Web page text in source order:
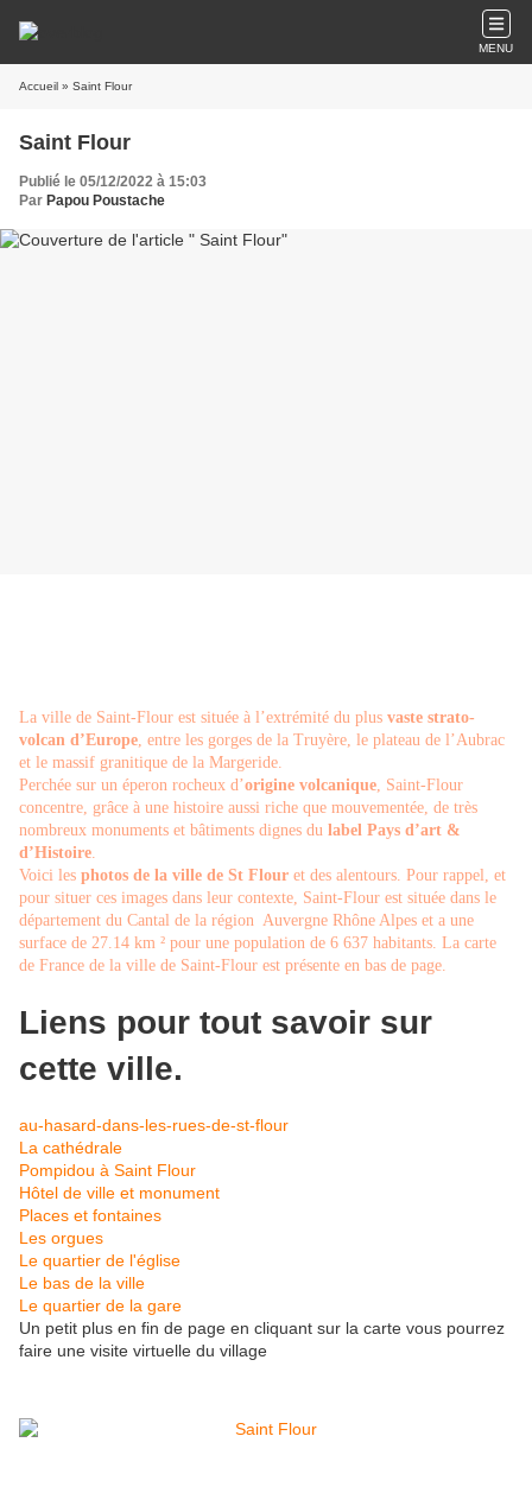
MENU
Accueil » Saint Flour
Saint Flour
Publié le 05/12/2022 à 15:03
Par Papou Poustache
La ville de Saint-Flour est située à l’extrémité du plus vaste strato-
volcan d’Europe, entre les gorges de la Truyère, le plateau de l’Aubrac
et le massif granitique de la Margeride.
Perchée sur un éperon rocheux d’origine volcanique, Saint-Flour
concentre, grâce à une histoire aussi riche que mouvementée, de très
nombreux monuments et bâtiments dignes du label Pays d’art &
d’Histoire.
Voici les photos de la ville de St Flour et des alentours. Pour rappel, et
pour situer ces images dans leur contexte, Saint-Flour est située dans le
département du Cantal de la région Auvergne Rhône Alpes et a une
surface de 27.14 km ² pour une population de 6 637 habitants. La carte
de France de la ville de Saint-Flour est présente en bas de page.
Liens pour tout savoir sur
cette ville.
au-hasard-dans-les-rues-de-st-flour
La cathédrale
Pompidou à Saint Flour
Hôtel de ville et monument
Places et fontaines
Les orgues
Le quartier de l'église
Le bas de la ville
Le quartier de la gare
Un petit plus en fin de page en cliquant sur la carte vous pourrez
faire une visite virtuelle du village